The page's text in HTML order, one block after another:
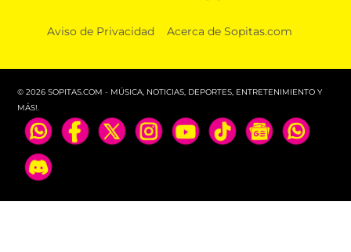
Aviso de Privacidad Acerca de Sopitas.com
© 2026 SOPITAS.COM - MÚSICA, NOTICIAS, DEPORTES, ENTRETENIMIENTO Y
MÁS!.